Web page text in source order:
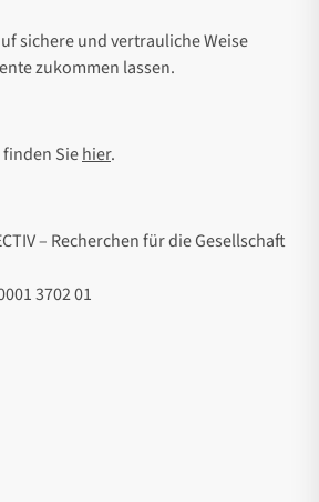
sichere und vertrauliche Weise
zukommen lassen.
Siehier.
– Recherchen für die Gesellschaft
3702 01